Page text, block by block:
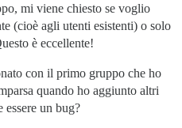
mi viene chiesto se voglio
(cioè agli utenti esistenti) o solo
è eccellente!
con il primo gruppo che ho
quando ho aggiunto altri
essere un bug?